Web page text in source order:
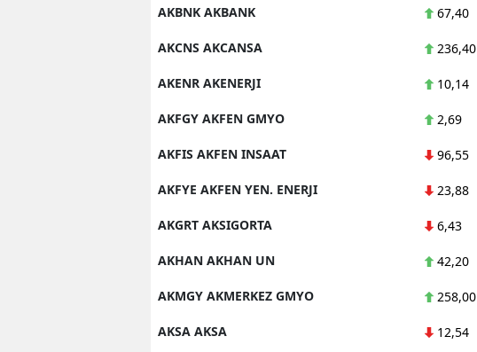
AKBNK AKBANK 67,40
AKCNS AKCANSA 236,40
AKENR AKENERJI 10,14
AKFGY AKFEN GMYO 2,69
AKFIS AKFEN INSAAT 96,55
AKFYE AKFEN YEN. ENERJI 23,88
AKGRT AKSIGORTA 6,43
AKHAN AKHAN UN 42,20
AKMGY AKMERKEZ GMYO 258,00
AKSA AKSA 12,54